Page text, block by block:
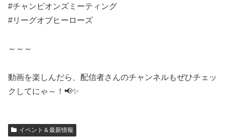
#チャンピオンズミーティング
#リーグオブヒーローズ
～～～
動画を楽しんだら、配信者さんのチャンネルもぜひチェッ
クしてにゃ～！📢✨
イベント＆最新情報